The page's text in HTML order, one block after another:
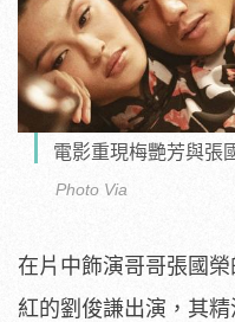
電影重現梅艷芳與張
Photo Via
在片中飾演哥哥張國
紅的劉俊謙出演，其